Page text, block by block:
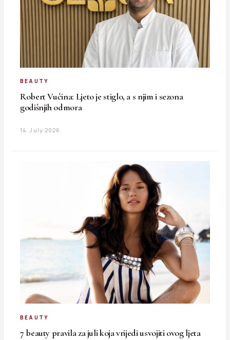
BEAUTY
Robert Vučina: Ljeto je stiglo, a s njim i sezona
godišnjih odmora
14. July 2026.
BEAUTY
7 beauty pravila za juli koja vrijedi usvojiti ovog ljeta